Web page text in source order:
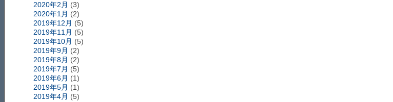
2020年2月 (3)
2020年1月 (2)
2019年12月 (5)
2019年11月 (5)
2019年10月 (5)
2019年9月 (2)
2019年8月 (2)
2019年7月 (5)
2019年6月 (1)
2019年5月 (1)
2019年4月 (5)